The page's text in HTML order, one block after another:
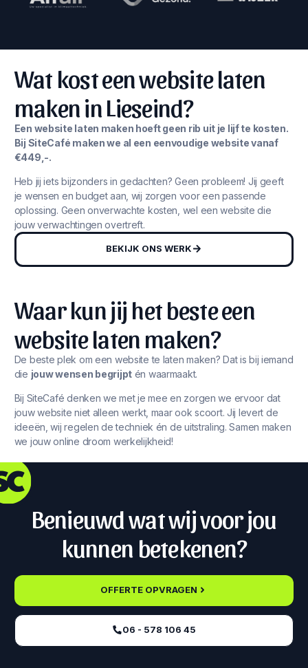
Wat kost een website laten
maken in Lieseind?
Een website laten maken hoeft geen rib uit je lijf te kosten.
Bij SiteCafé maken we al een eenvoudige website vanaf
€449,-.
Heb jij iets bijzonders in gedachten? Geen probleem! Jij geeft
je wensen en budget aan, wij zorgen voor een passende
oplossing. Geen onverwachte kosten, wel een website die
jouw verwachtingen overtreft.
BEKIJK ONS WERK
Waar kun jij het beste een
website laten maken?
De beste plek om een website te laten maken? Dat is bij iemand
die jouw wensen begrijpt én waarmaakt.
Bij SiteCafé denken we met je mee en zorgen we ervoor dat
jouw website niet alleen werkt, maar ook scoort. Jij levert de
ideeën, wij regelen de techniek én de uitstraling. Samen maken
we jouw online droom werkelijkheid!
Benieuwd wat wij voor jou
kunnen betekenen?
OFFERTE OPVRAGEN
06 - 578 106 45‬